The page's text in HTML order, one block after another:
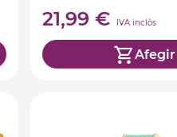
21,99 € IVA inclòs
Afegir